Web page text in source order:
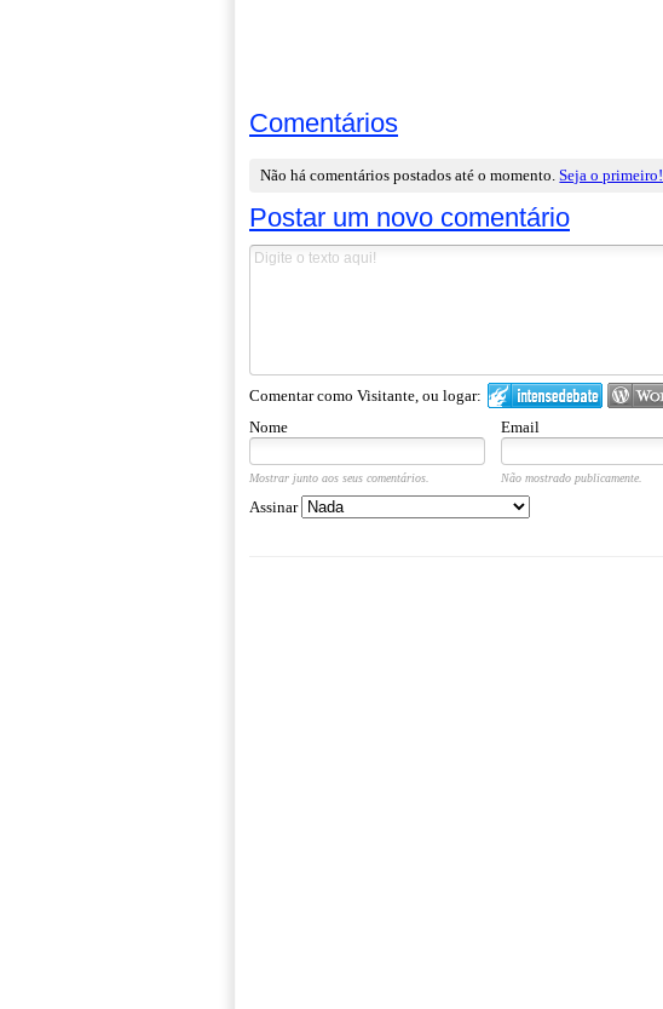
Comentários
Não há comentários postados até o momento.Seja o primeiro!
Postar um novo comentário
Comentar como Visitante, ou logar:
Nome Email
Mostrar junto aos seus comentários. Não mostrado publicamente.
Assinar